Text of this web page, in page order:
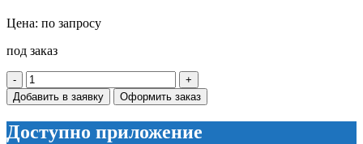
Цена: по запросу
под заказ
Количество
товара
Ось
ступени
цепи
Добавить в заявку Оформить заказ
Доступно приложение